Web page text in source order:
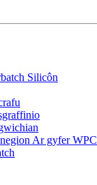
Silicôn
Ar gyfer WPC